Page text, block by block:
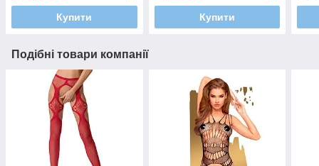
Купити Купити
Подібні товари компанії